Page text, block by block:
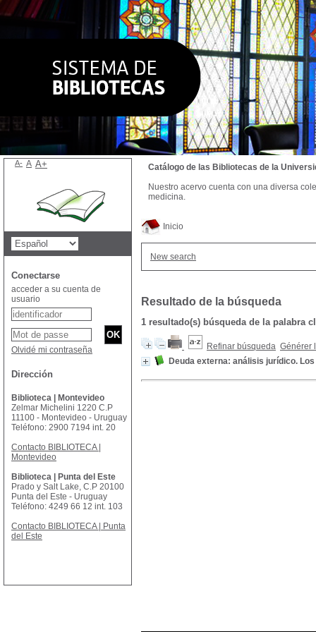
Inicio
New search
Resultado de la búsqueda
1 resultado(s) búsqueda de la palabra
Refinar búsqueda Générer
Deuda externa: análisis jurídico.
Catálogo de las Bibliotecas de la
Nuestro acervo cuenta con una diversa
medicina.
A- A A+
Conectarse
acceder a su cuenta de
usuario
Olvidé mi contraseña
Dirección
Biblioteca | Montevideo
Zelmar Michelini 1220 C.P
11100 - Montevideo - Uruguay
Teléfono: 2900 7194 int. 20
Contacto BIBLIOTECA |
Montevideo
Biblioteca | Punta del Este
Prado y Salt Lake, C.P 20100
Punta del Este - Uruguay
Teléfono: 4249 66 12 int. 103
Contacto BIBLIOTECA | Punta
del Este